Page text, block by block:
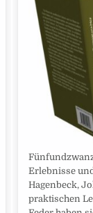
Erlebnisse
Hagenbeck,
praktischen